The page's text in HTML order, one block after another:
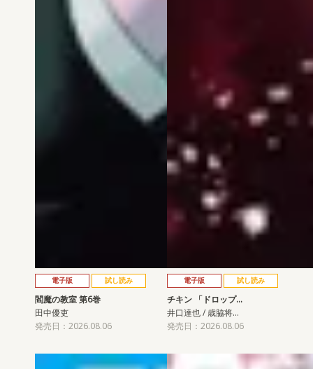
電子版 試し読み
閻魔の教室 第6巻
田中優吏
発売日：2026.08.06
電子版 試し読み
チキン 「ドロップ…
井口達也 / 歳脇将…
発売日：2026.08.06